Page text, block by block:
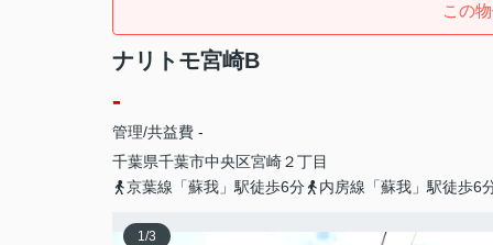
この
ナリトモ宮崎B
-
管理/共益費 -
千葉県千葉市中央区宮崎２丁目
京葉線「蘇我」駅徒歩6分
内房線「蘇我」駅徒歩6
1/3